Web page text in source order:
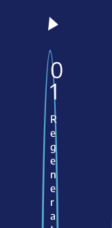
0
1
R
e
g
e
n
e
r
a